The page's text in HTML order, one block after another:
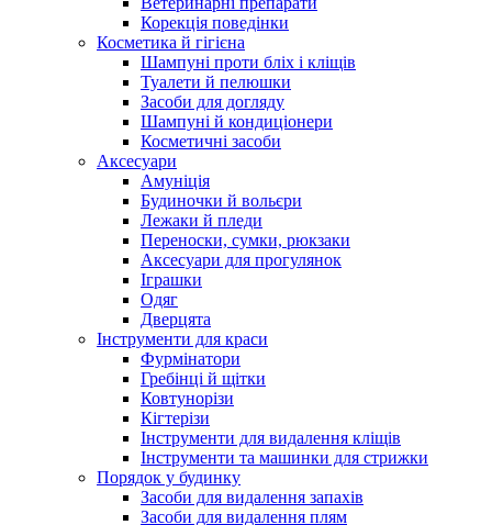
Корекція поведінки
Косметика й гігієна
Шампуні проти бліх і кліщів
Туалети й пелюшки
Засоби для догляду
Шампуні й кондиціонери
Косметичні засоби
Аксесуари
Амуніція
Будиночки й вольєри
Лежаки й пледи
Переноски, сумки, рюкзаки
Аксесуари для прогулянок
Іграшки
Одяг
Дверцята
Інструменти для краси
Фурмінатори
Гребінці й щітки
Ковтунорізи
Кігтерізи
Інструменти для видалення кліщів
Інструменти та машинки для стрижки
Порядок у будинку
Засоби для видалення запахів
Засоби для видалення плям